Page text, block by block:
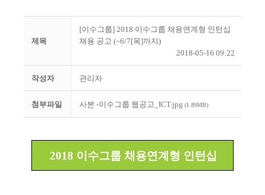
제목
[이수그룹] 2018 이수그룹 채용연계형 인턴십
채용 공고 (~6/7[목]까지)
2018-05-16 09:22
작성자 관리자
첨부파일 사본 -이수그룹 웹공고_ICT.jpg (1.89MB)
2018 이수그룹 채용연계형 인턴십